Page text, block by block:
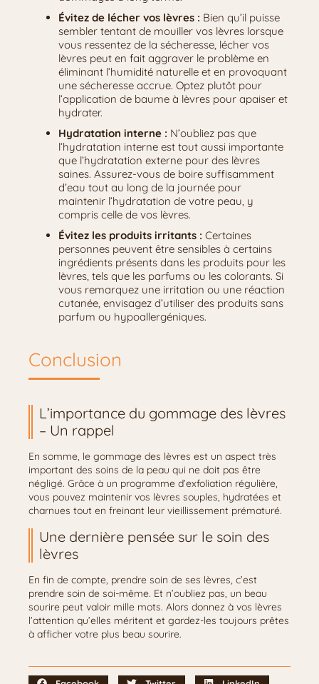
Évitez de lécher vos lèvres : Bien qu’il puisse
sembler tentant de mouiller vos lèvres lorsque
vous ressentez de la sécheresse, lécher vos
lèvres peut en fait aggraver le problème en
éliminant l’humidité naturelle et en provoquant
une sécheresse accrue. Optez plutôt pour
l’application de baume à lèvres pour apaiser et
hydrater.
Hydratation interne : N’oubliez pas que
l’hydratation interne est tout aussi importante
que l’hydratation externe pour des lèvres
saines. Assurez-vous de boire suffisamment
d’eau tout au long de la journée pour
maintenir l’hydratation de votre peau, y
compris celle de vos lèvres.
Évitez les produits irritants : Certaines
personnes peuvent être sensibles à certains
ingrédients présents dans les produits pour les
lèvres, tels que les parfums ou les colorants. Si
vous remarquez une irritation ou une réaction
cutanée, envisagez d’utiliser des produits sans
parfum ou hypoallergéniques.
Conclusion
L’importance du gommage des lèvres
– Un rappel
En somme, le gommage des lèvres est un aspect très
important des soins de la peau qui ne doit pas être
négligé. Grâce à un programme d’exfoliation régulière,
vous pouvez maintenir vos lèvres souples, hydratées et
charnues tout en freinant leur vieillissement prématuré.
Une dernière pensée sur le soin des
lèvres
En fin de compte, prendre soin de ses lèvres, c’est
prendre soin de soi-même. Et n’oubliez pas, un beau
sourire peut valoir mille mots. Alors donnez à vos lèvres
l’attention qu’elles méritent et gardez-les toujours prêtes
à afficher votre plus beau sourire.